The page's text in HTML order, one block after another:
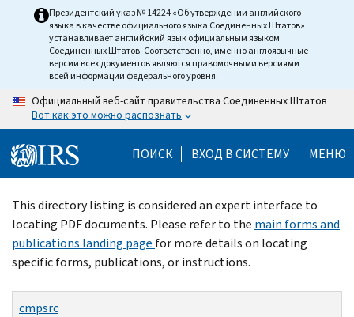
Президентский указ № 14224 «Об утверждении английского
языка в качестве официального языка Соединенных Штатов»
устанавливает английский язык официальным языком
Соединенных Штатов. Соответственно, именно англоязычные
версии всех документов являются правомочными версиями
всей информации федерального уровня.
Официальный веб-сайт правительства Соединенных Штатов
Вот как это можно распознать
ПОИСК ВХОД В СИСТЕМУ МЕНЮ
Beginning
of
main
content
This directory listing is considered an expert interface to
locating PDF documents. Please refer to the main forms and
publications landing page for more details on locating
specific forms, publications, or instructions.
cmpsrc